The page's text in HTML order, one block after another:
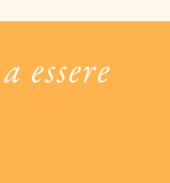
essere